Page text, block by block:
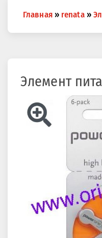
здесь
Главная » renata »
Элемент